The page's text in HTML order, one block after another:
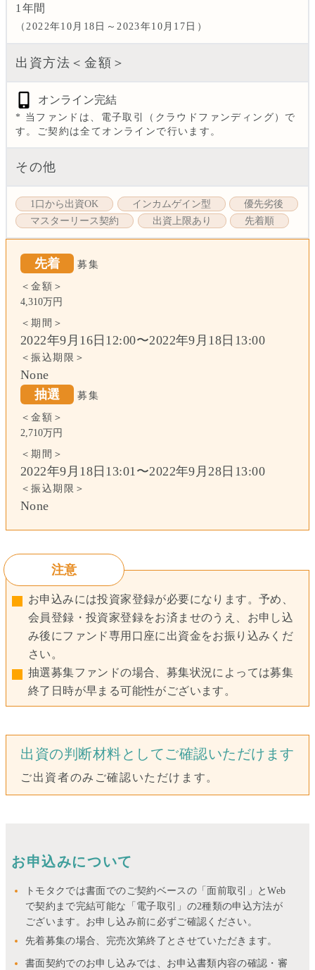
1 年間
（2022年10月18日～2023年10月17日）
出資方法＜金額＞
オンライン完結
* 当ファンドは、電子取引（クラウドファンディング）で
す。ご契約は全てオンラインで行います。
その他
1口から出資OK インカムゲイン型
優先劣後
マスターリース契約
出資上限あり 先着順
先着 募集
＜金額＞
4,310万円
＜期間＞
2022年9月16日12:00〜2022年9月18日13:00
＜振込期限＞
None
抽選
募集
＜金額＞
2,710万円
＜期間＞
2022年9月18日13:01〜2022年9月28日13:00
＜振込期限＞
None
注意
お申込みには投資家登録が必要になります。予め、
会員登録・投資家登録をお済ませのうえ、お申し込
み後にファンド専用口座に出資金をお振り込みくだ
さい。
抽選募集ファンドの場合、募集状況によっては募集
終了日時が早まる可能性がございます。
出資の判断材料としてご確認いただけます
ご出資者のみご確認いただけます。
お申込みについて
トモタクでは書面でのご契約ベースの「面前取引」とWeb
で契約まで完結可能な「電子取引」の2種類の申込方法が
ございます。お申し込み前に必ずご確認ください。
先着募集の場合、完売次第終了とさせていただきます。
書面契約でのお申し込みでは、お申込書類内容の確認・審